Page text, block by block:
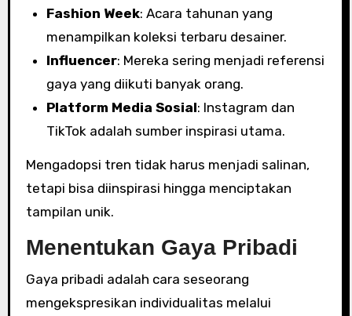
Fashion Week: Acara tahunan yang
menampilkan koleksi terbaru desainer.
Influencer: Mereka sering menjadi referensi
gaya yang diikuti banyak orang.
Platform Media Sosial: Instagram dan
TikTok adalah sumber inspirasi utama.
Mengadopsi tren tidak harus menjadi salinan,
tetapi bisa diinspirasi hingga menciptakan
tampilan unik.
Menentukan Gaya Pribadi
Gaya pribadi adalah cara seseorang
mengekspresikan individualitas melalui